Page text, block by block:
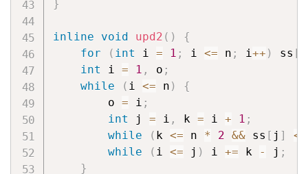
}
inline void upd2 ( )
{
for
( int i = 1 ; i <= n ; i++ ) ss
int i = 1 , o ;
while
( i <= n )
{
        o
= i ;
int j = i , k = i + 1 ;
while
( k <= n * 2 && ss [ j ] <=
while
( i <= j ) i += k - j ;
}